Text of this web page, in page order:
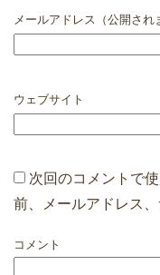
メールアドレス（公開され
ウェブサイト
次回のコメントで
前、メールアドレス、
コメント